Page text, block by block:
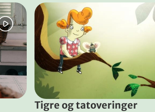
Tigre og tatoveringer